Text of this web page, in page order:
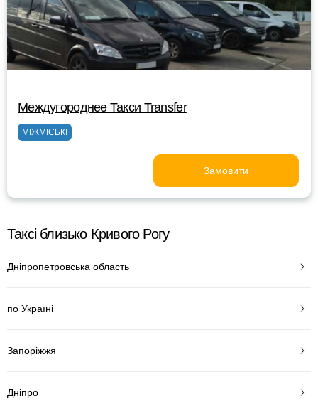
Междугороднее Такси Transfer
МІЖМІСЬКІ
Замовити
Таксі близько Кривого Рогу
Дніпропетровська область
по Україні
Запоріжжя
Дніпро